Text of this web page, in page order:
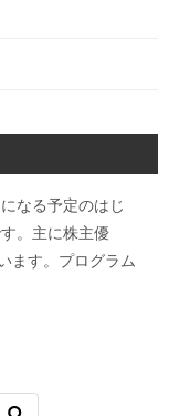
なる予定のはじ
。主に株主優
ます。プログラム